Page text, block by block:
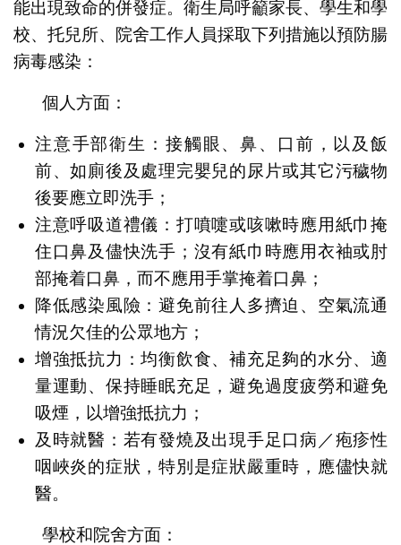
能出現致命的併發症。衛生局呼籲家長、學生和學
校、托兒所、院舍工作人員採取下列措施以預防腸
病毒感染：
個人方面：
注意手部衛生：接觸眼、鼻、口前，以及飯
前、如廁後及處理完嬰兒的尿片或其它污穢物
後要應立即洗手；
注意呼吸道禮儀：打噴嚏或咳嗽時應用紙巾掩
住口鼻及儘快洗手；沒有紙巾時應用衣袖或肘
部掩着口鼻，而不應用手掌掩着口鼻；
降低感染風險：避免前往人多擠迫、空氣流通
情況欠佳的公眾地方；
增強抵抗力：均衡飲食、補充足夠的水分、適
量運動、保持睡眠充足，避免過度疲勞和避免
吸煙，以增強抵抗力；
及時就醫：若有發燒及出現手足口病／疱疹性
咽峽炎的症狀，特別是症狀嚴重時，應儘快就
醫。
學校和院舍方面：